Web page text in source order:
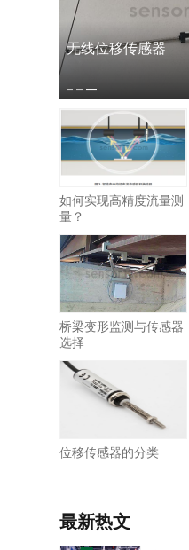
无线位移传感器
如何实现高精度流量测
量？
桥梁变形监测与传感器
选择
位移传感器的分类
最新热文